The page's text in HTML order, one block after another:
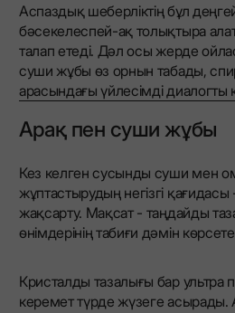
Аспаздық шеберліктің бұл
бәсекелеспей-ақ толықтыра
талап етеді. Дәл осы жерде
суши жұбы өз орнын табады,
арасындағы үйлесімді
Арақ пен суши жұбы
Кез келген сусынды суши мен
жұптастырудың негізгі
жақсарту. Мақсат - таңдайды
өнімдерінің табиғи дәмін
Кристалды тазалығы бар
керемет түрде жүзеге асырады.